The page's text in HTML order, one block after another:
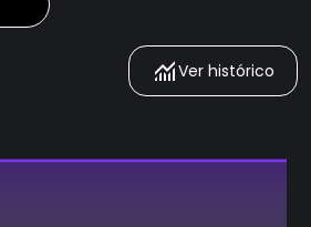
Ver histórico